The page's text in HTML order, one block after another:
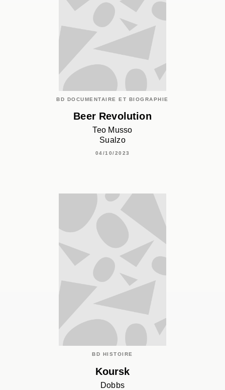
BD DOCUMENTAIRE ET BIOGRAPHIE
Beer Revolution
Teo Musso
Sualzo
04/10/2023
BD HISTOIRE
Koursk
Dobbs